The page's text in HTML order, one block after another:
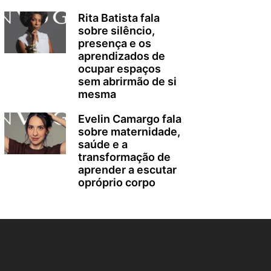
Rita Batista fala
sobre silêncio,
presença e os
aprendizados de
ocupar espaços
sem abrirmão de si
mesma
Evelin Camargo fala
sobre maternidade,
saúde e a
transformação de
aprender a escutar
opróprio corpo